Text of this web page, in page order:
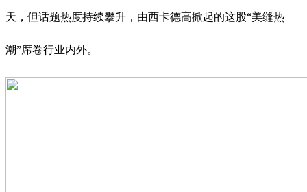
天，但话题热度持续攀升，由西卡德高掀起的这股“美缝热
潮”席卷行业内外。